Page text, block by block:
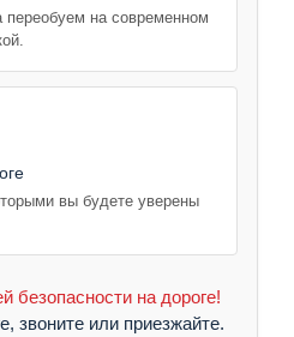
переобуем на современном
вы будете уверены
безопасности на дороге!
звоните или приезжайте.